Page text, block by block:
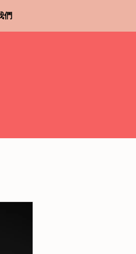
們